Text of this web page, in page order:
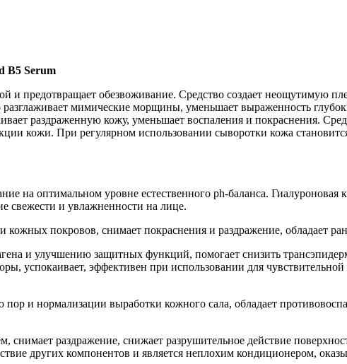
B5 Serum
и предотвращает обезвоживание. Средство создает неощутимую
мимические морщины, уменьшает выраженность
раздраженную кожу, уменьшает воспаления и покраснения.
кожи. При регулярном использовании сыворотки кожа
на оптимальном уровне естественного ph-баланса.
свежести и увлажненности на лице.
кожных покровов, снимает покраснения и раздражение, обладает
и улучшению защитных функций, помогает снизить
успокаивает, эффективен при использовании для
и нормализации выработки кожного сала, обладает
раздражение, снижает разрушительное действие
других компонентов и является неплохим кондиционером,